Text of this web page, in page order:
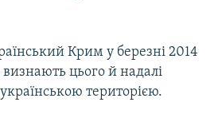
Крим у березні 2014
визнають цього й надалі
територією.